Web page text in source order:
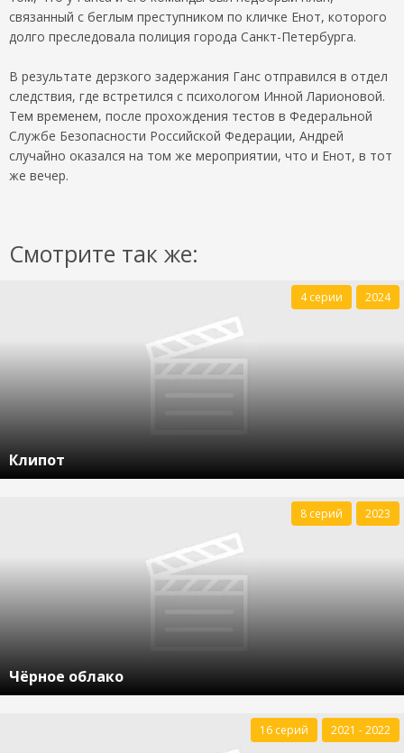
связанный с беглым преступником по кличке Енот, которого
долго преследовала полиция города Санкт-Петербурга.
В результате дерзкого задержания Ганс отправился в отдел
следствия, где встретился с психологом Инной Ларионовой.
Тем временем, после прохождения тестов в Федеральной
Службе Безопасности Российской Федерации, Андрей
случайно оказался на том же мероприятии, что и Енот, в тот
же вечер.
Смотрите так же:
Клипот
4 серии 2024
Чёрное облако
8 серий 2023
16 серий 2021 - 2022